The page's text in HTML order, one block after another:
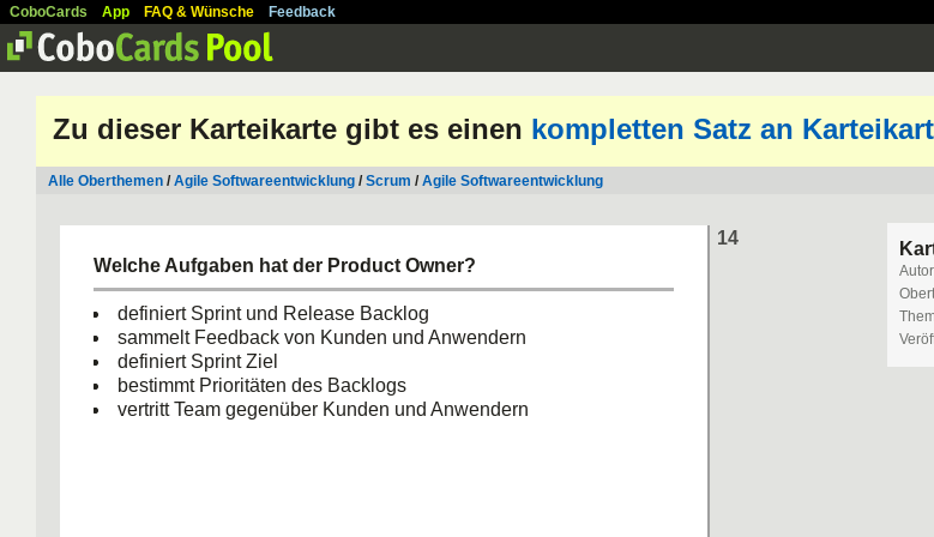
CoboCards App FAQ & Wünsche Feedback
Zu dieser Karteikarte gibt es einen kompletten Satz an
Alle Oberthemen /Agile Softwareentwicklung /Scrum /Agile Softwareentwicklung
14
Welche Aufgaben hat der Product Owner?
definiert Sprint und Release Backlog
sammelt Feedback von Kunden und Anwendern
definiert Sprint Ziel
bestimmt Prioritäten des Backlogs
vertritt Team gegenüber Kunden und Anwendern